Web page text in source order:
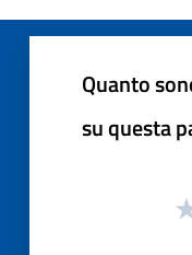
Quanto
su questa